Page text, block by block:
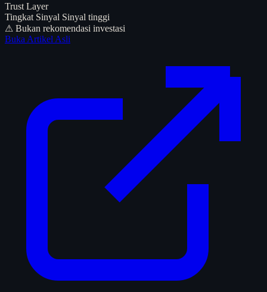
Trust Layer
Tingkat Sinyal Sinyal tinggi
⚠ Bukan rekomendasi investasi
Buka Artikel Asli